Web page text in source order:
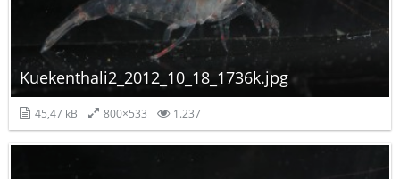
Kuekenthali2_2012_10_18_1736k.jpg
45,47 kB 800×533 1.237